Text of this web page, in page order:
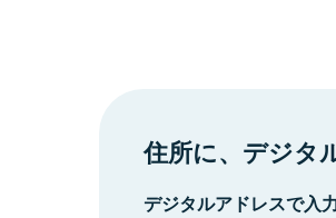
住所に、デジタ
デジタルアドレスで入